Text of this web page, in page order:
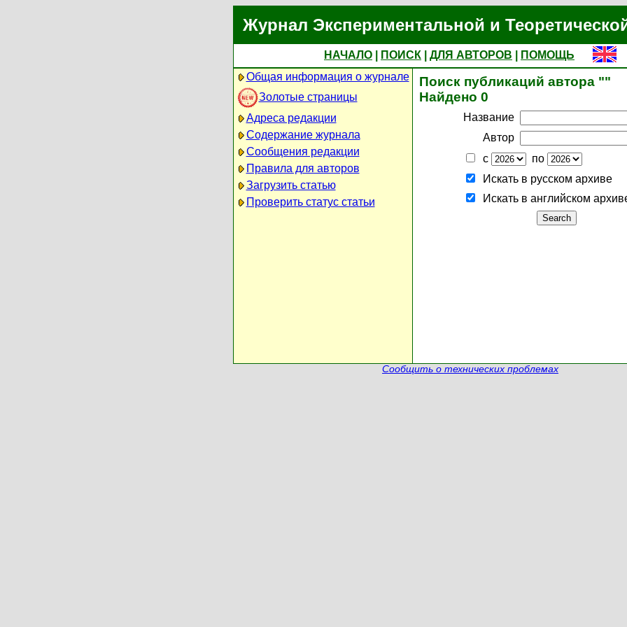
Журнал Экспериментальной и
НАЧАЛО ПОИСК ДЛЯ АВТОРОВ
ПОМОЩЬ
Общая информация о журнале
Золотые страницы
Адреса редакции
Содержание журнала
Сообщения редакции
Правила для авторов
Загрузить статью
Проверить статус статьи
Поиск публикаций автора ""
Найдено 0
Название
Автор
с
по
Искать в русском архиве
Искать в английском
Сообщить о технических проблемах